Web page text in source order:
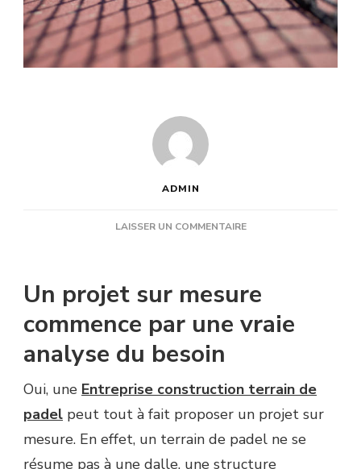
ADMIN
LAISSER UN COMMENTAIRESUR
TERRAIN
PADEL
UN
PROJET
MESURE
?
Un projet sur mesure
commence par une vraie
analyse du besoin
Oui, une Entreprise construction terrain de
padel peut tout à fait proposer un projet sur
mesure. En effet, un terrain de padel ne se
résume pas à une dalle, une structure